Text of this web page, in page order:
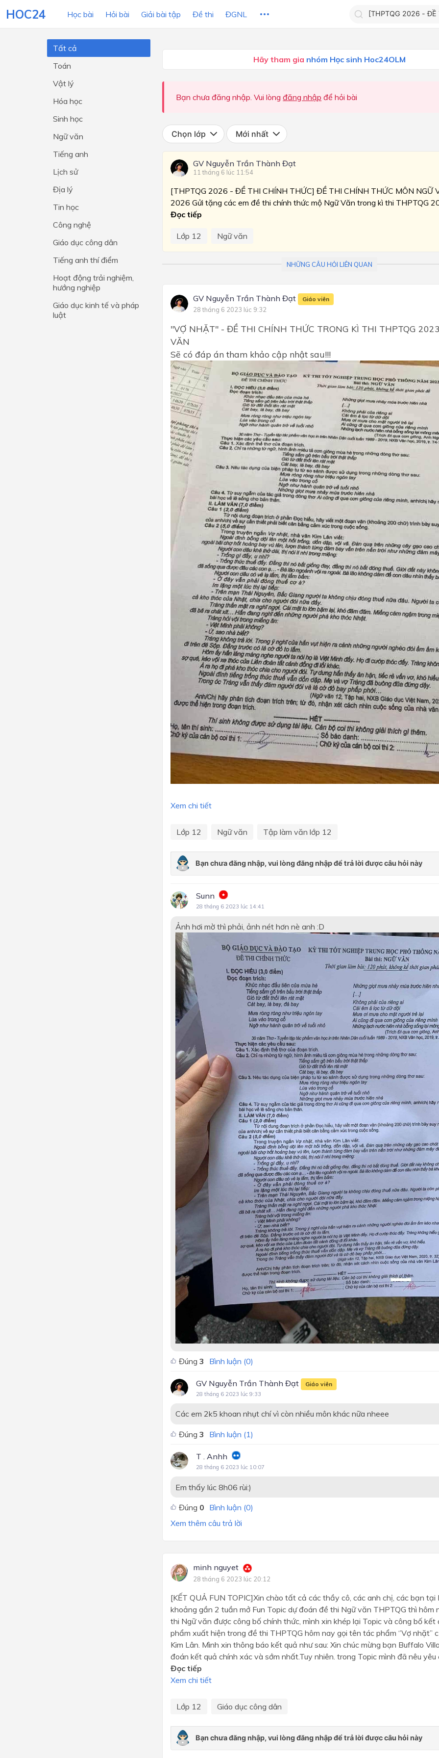
HOC24 Học bài Hỏi bài Giải bài tập Đề thi ĐGNL
Tìm kiếm câu trả lời
LỚP HỌC
Lớp 12
Lớp 10
Lớp 9
Lớp 8
Lớp 7
Lớp 5
Lớp 4
Lớp 3
Lớp 2
Lớp 1
Tất cả
Toán
Vật lý
Hóa học
Sinh học
Ngữ văn
Tiếng anh
Lịch sử
Địa lý
Tin học
Công nghệ
Giáo dục công dân
Tiếng anh thí điểm
Hoạt động trải nghiệm,
hướng nghiệp
Giáo dục kinh tế và pháp
luật
Hãy tham gia nhóm Học sinh Hoc24OLM
Bạn chưa đăng nhập. Vui lòngđăng nhập để hỏi bài
Chọn lớp Mới nhất
GV Nguyễn Trần Thành Đạt
11 tháng 6 lúc 11:54
[THPTQG 2026 - ĐỀ THI CHÍNH THỨC] ĐỀ THI CHÍNH THỨC MÔN NGỮ
2026 Gửi tặng các em đề thi chính thức mộ Ngữ Văn trong kì thi THPTQG
Đọc tiếp
Lớp 12 Ngữ văn
NHỮNG CÂU HỎI LIÊN QUAN
GV Nguyễn Trần Thành Đạt Giáo viên
28 tháng 6 2023 lúc 9:32
"VỢ NHẶT" - ĐỀ THI CHÍNH THỨC TRONG KÌ THI THPTQG
VĂN
Sẽ có đáp án tham khảo cập nhật sau!!!
Xem chi tiết
Lớp 12 Ngữ văn Tập làm văn lớp 12
Sunn
28 tháng 6 2023 lúc 14:41
Ảnh hơi mờ thì phải, ảnh nét hơn nè anh :D
Đúng3 Bình luận (0)
GV Nguyễn Trần Thành Đạt Giáo viên
28 tháng 6 2023 lúc 9:33
Các em 2k5 khoan nhụt chí vì còn nhiều môn khác nữa nheee
Đúng3 Bình luận (1)
T . Anhh
28 tháng 6 2023 lúc 10:07
Em thấy lúc 8h06 rùi:)
Đúng 0 Bình luận (0)
Xem thêm câu trả lời
minh nguyet
28 tháng 6 2023 lúc 20:12
[KẾT QUẢ FUN TOPIC]Xin chào tất cả các thầy cô, các anh chị, các bạn tại
khoảng gần 2 tuần mở Fun Topic dự đoán đề thi Ngữ văn THPTQG thì hôm
thi Ngữ văn được công bố chính thức, mình xin khép lại Topic và công bố kết
phẩm xuất hiện trong đề thi THPTQG hôm nay gọi tên tác phẩm ‘’Vợ nhặt’’
Kim Lân. Mình xin thông báo kết quả như sau: Xin chúc mừng bạn Buffalo
đoán kết quả chính xác và sớm nhất.Tuy nhiên. trong Topic mình đã nêu yêu
Đọc tiếp
Xem chi tiết
Lớp 12 Giáo dục công dân